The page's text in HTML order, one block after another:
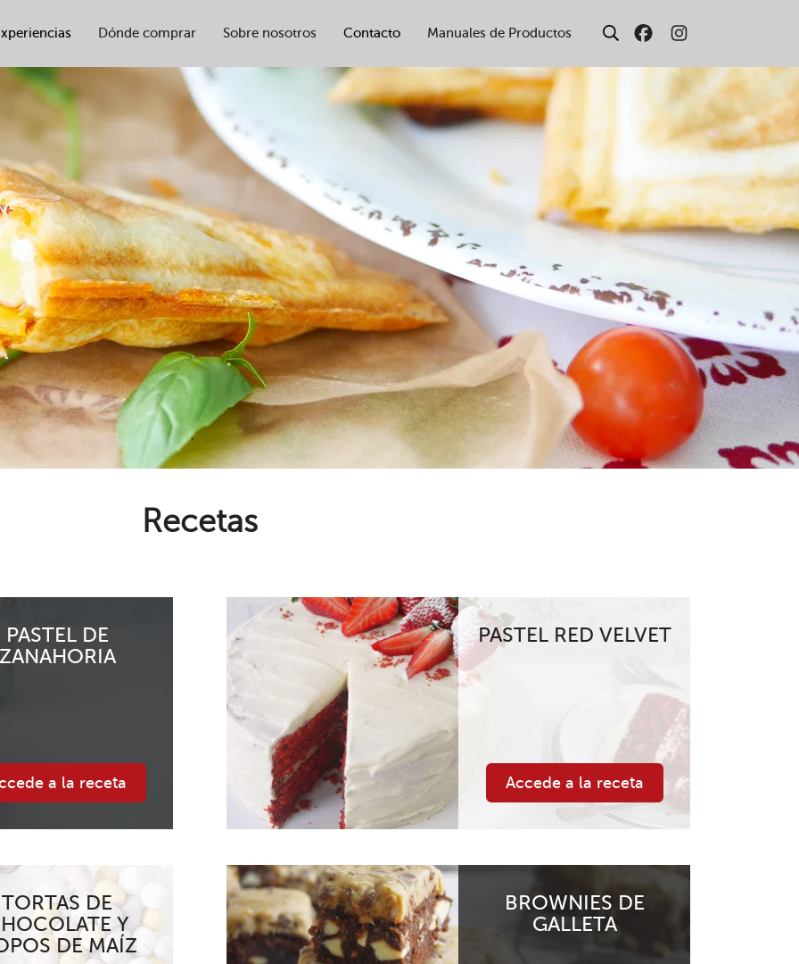
Dónde comprar Sobre nosotros Contacto Manuales de Productos
Recetas
PASTEL DE
a la receta
PASTEL RED VELVET
Accede a la receta
TORTAS DE
Y
DE MAÍZ
BROWNIES DE
GALLETA